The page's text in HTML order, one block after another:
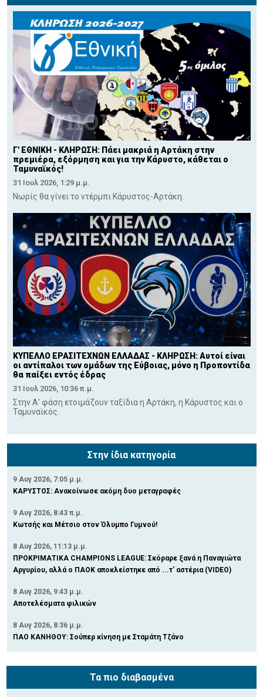
Γ' ΕΘΝΙΚΗ - ΚΛΗΡΩΣΗ: Πάει μακριά η Αρτάκη στην
πρεμιέρα, εξόρμηση και για την Κάρυστο, κάθεται ο
Ταμυναϊκός!
31 Ιουλ 2026, 1:29 μ.μ.
Νωρίς θα γίνει το ντέρμπι Κάρυστος-Αρτάκη.
ΚΥΠΕΛΛΟ ΕΡΑΣΙΤΕΧΝΩΝ ΕΛΛΑΔΑΣ - ΚΛΗΡΩΣΗ: Αυτοί είναι
οι αντίπαλοι των ομάδων της Εύβοιας, μόνο η Προποντίδα
θα παίξει εντός έδρας
31 Ιουλ 2026, 10:36 π.μ.
Στην Α' φάση ετοιμάζουν ταξίδια η Αρτάκη, η Κάρυστος και ο
Ταμυναϊκός.
Στην ίδια κατηγορία
9 Αυγ 2026, 7:05 μ.μ.
ΚΑΡΥΣΤΟΣ: Ανακοίνωσε ακόμη δυο μεταγραφές
9 Αυγ 2026, 8:43 π.μ.
Κωτσής και Μέτσιο στον Όλυμπο Γυμνού!
8 Αυγ 2026, 11:13 μ.μ.
ΠΡΟΚΡΙΜΑΤΙΚΑ CHAMPIONS LEAGUE: Σκόραρε ξανά η Παναγιώτα
Αργυρίου, αλλά ο ΠΑΟΚ αποκλείστηκε από ...τ' αστέρια (VIDEO)
8 Αυγ 2026, 9:43 μ.μ.
Αποτελέσματα φιλικών
8 Αυγ 2026, 8:36 μ.μ.
ΠΑΟ ΚΑΝΗΘΟΥ: Σούπερ κίνηση με Σταμάτη Τζάνο
Τα πιο διαβασμένα